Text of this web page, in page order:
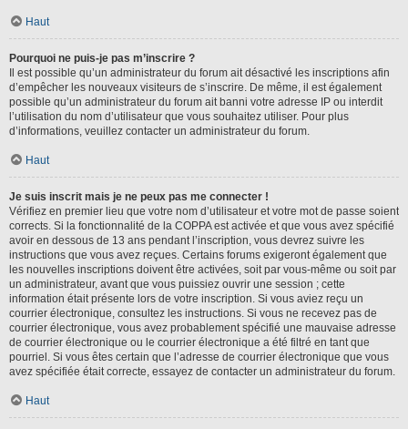
Haut
Pourquoi ne puis-je pas m’inscrire ?
Il est possible qu’un administrateur du forum ait désactivé les inscriptions afin
d’empêcher les nouveaux visiteurs de s’inscrire. De même, il est également
possible qu’un administrateur du forum ait banni votre adresse IP ou interdit
l’utilisation du nom d’utilisateur que vous souhaitez utiliser. Pour plus
d’informations, veuillez contacter un administrateur du forum.
Haut
Je suis inscrit mais je ne peux pas me connecter !
Vérifiez en premier lieu que votre nom d’utilisateur et votre mot de passe soient
corrects. Si la fonctionnalité de la COPPA est activée et que vous avez spécifié
avoir en dessous de 13 ans pendant l’inscription, vous devrez suivre les
instructions que vous avez reçues. Certains forums exigeront également que
les nouvelles inscriptions doivent être activées, soit par vous-même ou soit par
un administrateur, avant que vous puissiez ouvrir une session ; cette
information était présente lors de votre inscription. Si vous aviez reçu un
courrier électronique, consultez les instructions. Si vous ne recevez pas de
courrier électronique, vous avez probablement spécifié une mauvaise adresse
de courrier électronique ou le courrier électronique a été filtré en tant que
pourriel. Si vous êtes certain que l’adresse de courrier électronique que vous
avez spécifiée était correcte, essayez de contacter un administrateur du forum.
Haut